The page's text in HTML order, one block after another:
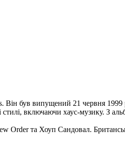
був випущений 21 червня
включаючи хаус-музику. З
Order та Хоуп Сандовал.